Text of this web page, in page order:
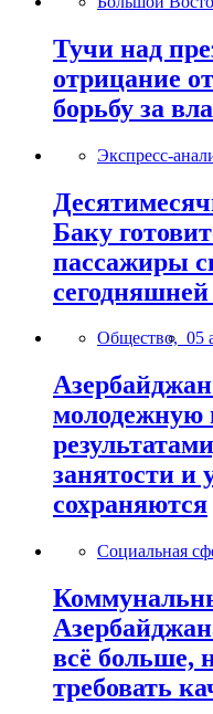
Тучи над
отрицание
борьбу за
Экспресс-
Баку
пассажиры
Общество, 05
молодежную
занятости и
сохраняются
Социальная
всё больше,
требовать